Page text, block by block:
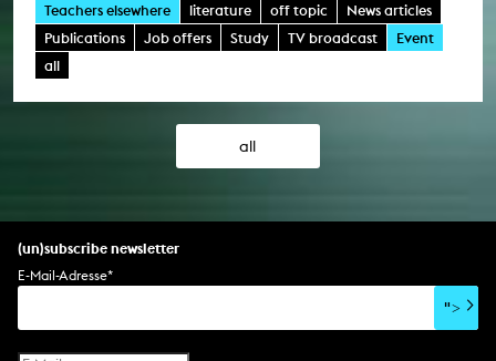
Teachers elsewhere
literature off topic
News articles
Publications
Job offers Study TV broadcast
Event
all
all
(un)subscribe newsletter
E-Mail-Adresse*
">